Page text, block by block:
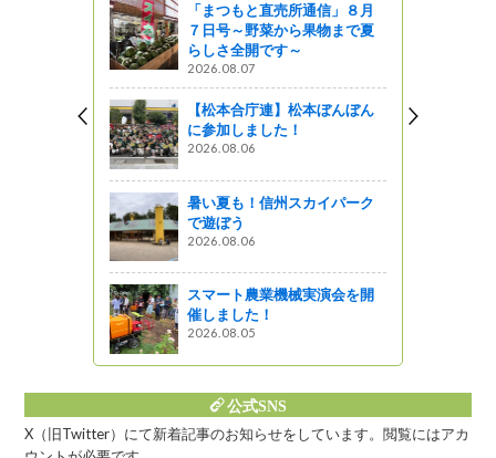
「まつもと直売所通信」８月
７日号～野菜から果物まで夏
らしさ全開です～
2026.08.07
【松本合庁連】松本ぼんぼん
に参加しました！
2026.08.06
暑い夏も！信州スカイパーク
で遊ぼう
2026.08.06
スマート農業機械実演会を開
催しました！
2026.08.05
公式SNS
X（旧Twitter）にて新着記事のお知らせをしています。閲覧にはアカ